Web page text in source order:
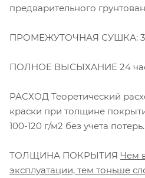
предварительного
ПРОМЕЖУТОЧНАЯ СУШКА: 30
ПОЛНОЕ ВЫСЫХАНИЕ 24
РАСХОД Теоретический
краски при толщине
100-120 г/м2 без учета потерь.
ТОЛЩИНА ПОКРЫТИЯ Чем
эксплуатации, тем тоньше